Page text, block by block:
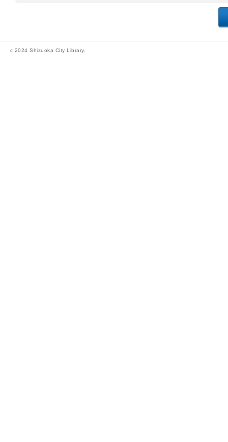
c 2024 Shizuoka City Library.